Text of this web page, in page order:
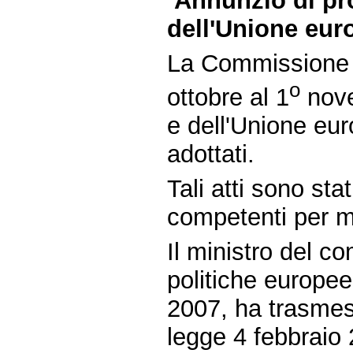
dell'Unione
La
ottobre al 1o
e dell'Unione
adottati.
Tali atti sono
competenti per
Il ministro del
politiche
2007, ha
legge 4